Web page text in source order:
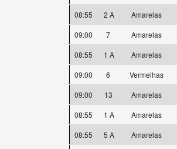
08:55
2 A Amarelas
09:00
7 Amarelas
08:55
1 A Amarelas
09:00
6 Vermelhas
09:00
13 Amarelas
08:55
1 A Amarelas
08:55
5 A Amarelas